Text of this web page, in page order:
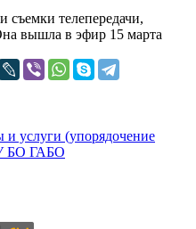
съемки телепередачи,
вышла в эфир 15 марта
и услуги (упорядочение
БО ГАБО